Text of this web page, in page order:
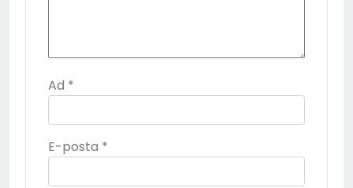
Ad *
E-posta *